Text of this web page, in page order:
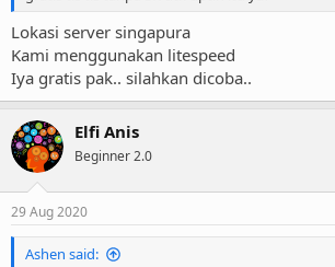
Lokasi server singapura
Kami menggunakan litespeed
Iya gratis pak.. silahkan dicoba..
Elfi Anis
Beginner 2.0
29 Aug 2020
Ashen said: